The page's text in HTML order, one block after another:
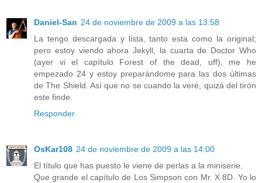
Daniel-San 24 de noviembre de 2009 a las 13:58
La tengo descargada y lista, tanto esta como la original;
pero estoy viendo ahora Jekyll, la cuarta de Doctor Who
(ayer vi el capítulo Forest of the dead, uff), me he
empezado 24 y estoy preparándome para las dos últimas
de The Shield. Así que no se cuando la veré, quizá del tirón
este finde.
Responder
OsKar108 24 de noviembre de 2009 a las 14:00
El título que has puesto le viene de perlas a la miniserie.
Que grande el capítulo de Los Simpson con Mr. X 8D. Yo lo